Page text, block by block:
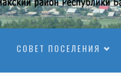
СОВЕТ ПОСЕЛЕНИЯ